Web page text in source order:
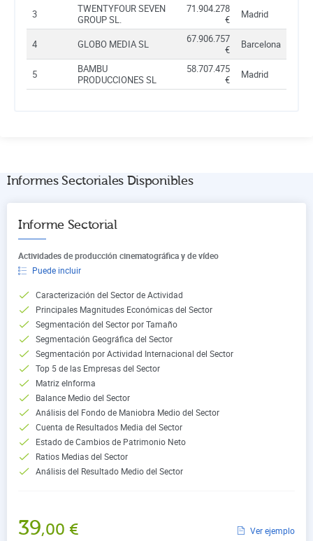
3
TWENTYFOUR SEVEN
GROUP SL.
71.904.278
€
Madrid
4 GLOBO MEDIA SL
67.906.757
€
Barcelona
5
BAMBU
PRODUCCIONES SL
58.707.475
€
Madrid
Informes Sectoriales Disponibles
Informe Sectorial
Actividades de producción cinematográfica y de vídeo
Puede incluir
Caracterización del Sector de Actividad
Principales Magnitudes Económicas del Sector
Segmentación del Sector por Tamaño
Segmentación Geográfica del Sector
Segmentación por Actividad Internacional del Sector
Top 5 de las Empresas del Sector
Matriz eInforma
Balance Medio del Sector
Análisis del Fondo de Maniobra Medio del Sector
Cuenta de Resultados Media del Sector
Estado de Cambios de Patrimonio Neto
Ratios Medias del Sector
Análisis del Resultado Medio del Sector
39,00 € Ver ejemplo